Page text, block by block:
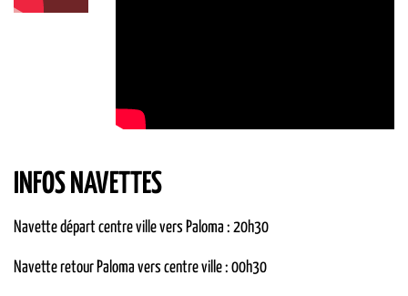
INFOS NAVETTES
Navette départ centre ville vers Paloma : 20h30
Navette retour Paloma vers centre ville : 00h30